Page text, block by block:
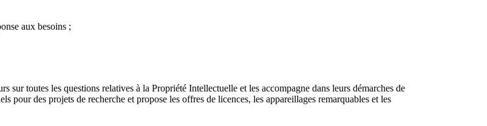
aux besoins ;
toutes les questions relatives à la Propriété Intellectuelle et les accompagne dans leurs démarches de
pour des projets de recherche et propose les offres de licences, les appareillages remarquables et les